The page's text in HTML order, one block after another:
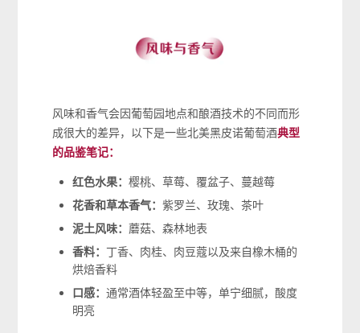
风味和香气会因葡萄园地点和酿酒技术的不同而形
成很大的差异，以下是一些北美黑皮诺葡萄酒典型
的品鉴笔记：
红色水果： 樱桃、草莓、覆盆子、蔓越莓
花香和草本香气： 紫罗兰、玫瑰、茶叶
泥土风味： 蘑菇、森林地表
香料： 丁香、肉桂、肉豆蔻以及来自橡木桶的
烘焙香料
口感： 通常酒体轻盈至中等，单宁细腻，酸度
明亮